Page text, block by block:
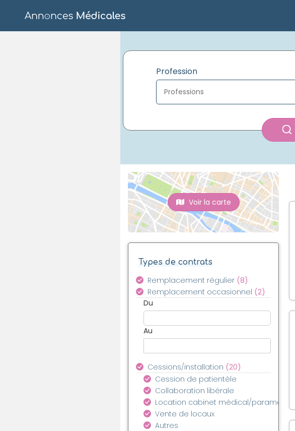
Profession
Voir la carte
Types de contrats
Remplacement régulier (8)
Remplacement occasionnel (2)
Du
Au
Cessions/installation (20)
Cession de patientèle
Collaboration libérale
Location cabinet médical/paramédical
Vente de locaux
Autres